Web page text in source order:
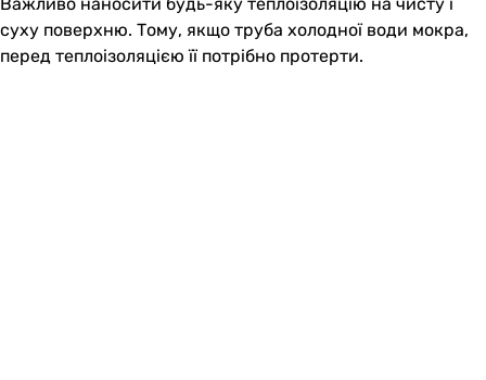
суху поверхню. Тому, якщо труба холодної води мокра,
перед теплоізоляцією її потрібно протерти.